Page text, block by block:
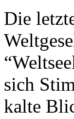
Die
sich
kalte